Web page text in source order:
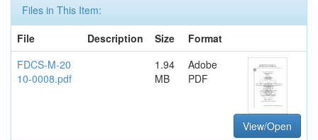
Files in This Item:
File
Description Size
Format
FDCS-M-20
10-0008.pdf
1.94
MB
Adobe
PDF
View/Open